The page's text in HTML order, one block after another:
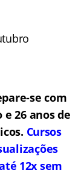
se com
26 anos de
Cursos
12x sem